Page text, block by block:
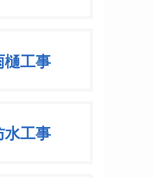
樋工事
水工事